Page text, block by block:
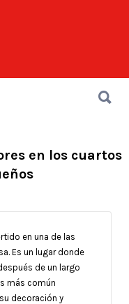
en los cuartos
en una de las
Es un lugar donde
de un largo
más común
decoración y